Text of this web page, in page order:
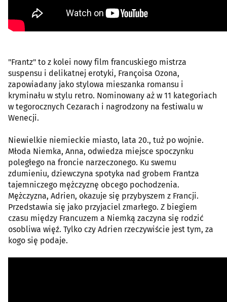
"Frantz" to z kolei nowy film francuskiego mistrza
suspensu i delikatnej erotyki, Françoisa Ozona,
zapowiadany jako stylowa mieszanka romansu i
kryminału w stylu retro. Nominowany aż w 11 kategoriach
w tegorocznych Cezarach i nagrodzony na festiwalu w
Wenecji.
Niewielkie niemieckie miasto, lata 20., tuż po wojnie.
Młoda Niemka, Anna, odwiedza miejsce spoczynku
poległego na froncie narzeczonego. Ku swemu
zdumieniu, dziewczyna spotyka nad grobem Frantza
tajemniczego mężczyznę obcego pochodzenia.
Mężczyzna, Adrien, okazuje się przybyszem z Francji.
Przedstawia się jako przyjaciel zmarłego. Z biegiem
czasu między Francuzem a Niemką zaczyna się rodzić
osobliwa więź. Tylko czy Adrien rzeczywiście jest tym, za
kogo się podaje.